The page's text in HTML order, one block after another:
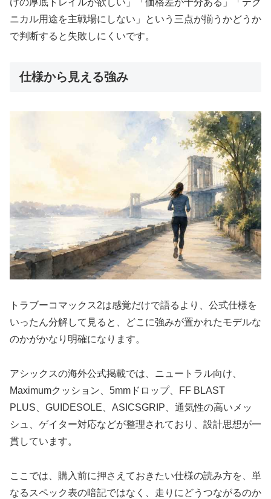
けの厚底トレイルが欲しい」「価格差が十分ある」「テク
ニカル用途を主戦場にしない」という三点が揃うかどうか
で判断すると失敗しにくいです。
仕様から見える強み
トラブーコマックス2は感覚だけで語るより、公式仕様を
いったん分解して見ると、どこに強みが置かれたモデルな
のかがかなり明確になります。
アシックスの海外公式掲載では、ニュートラル向け、
Maximumクッション、5mmドロップ、FF BLAST
PLUS、GUIDESOLE、ASICSGRIP、通気性の高いメッ
シュ、ゲイター対応などが整理されており、設計思想が一
貫しています。
ここでは、購入前に押さえておきたい仕様の読み方を、単
なるスペック表の暗記ではなく、走りにどうつながるのか